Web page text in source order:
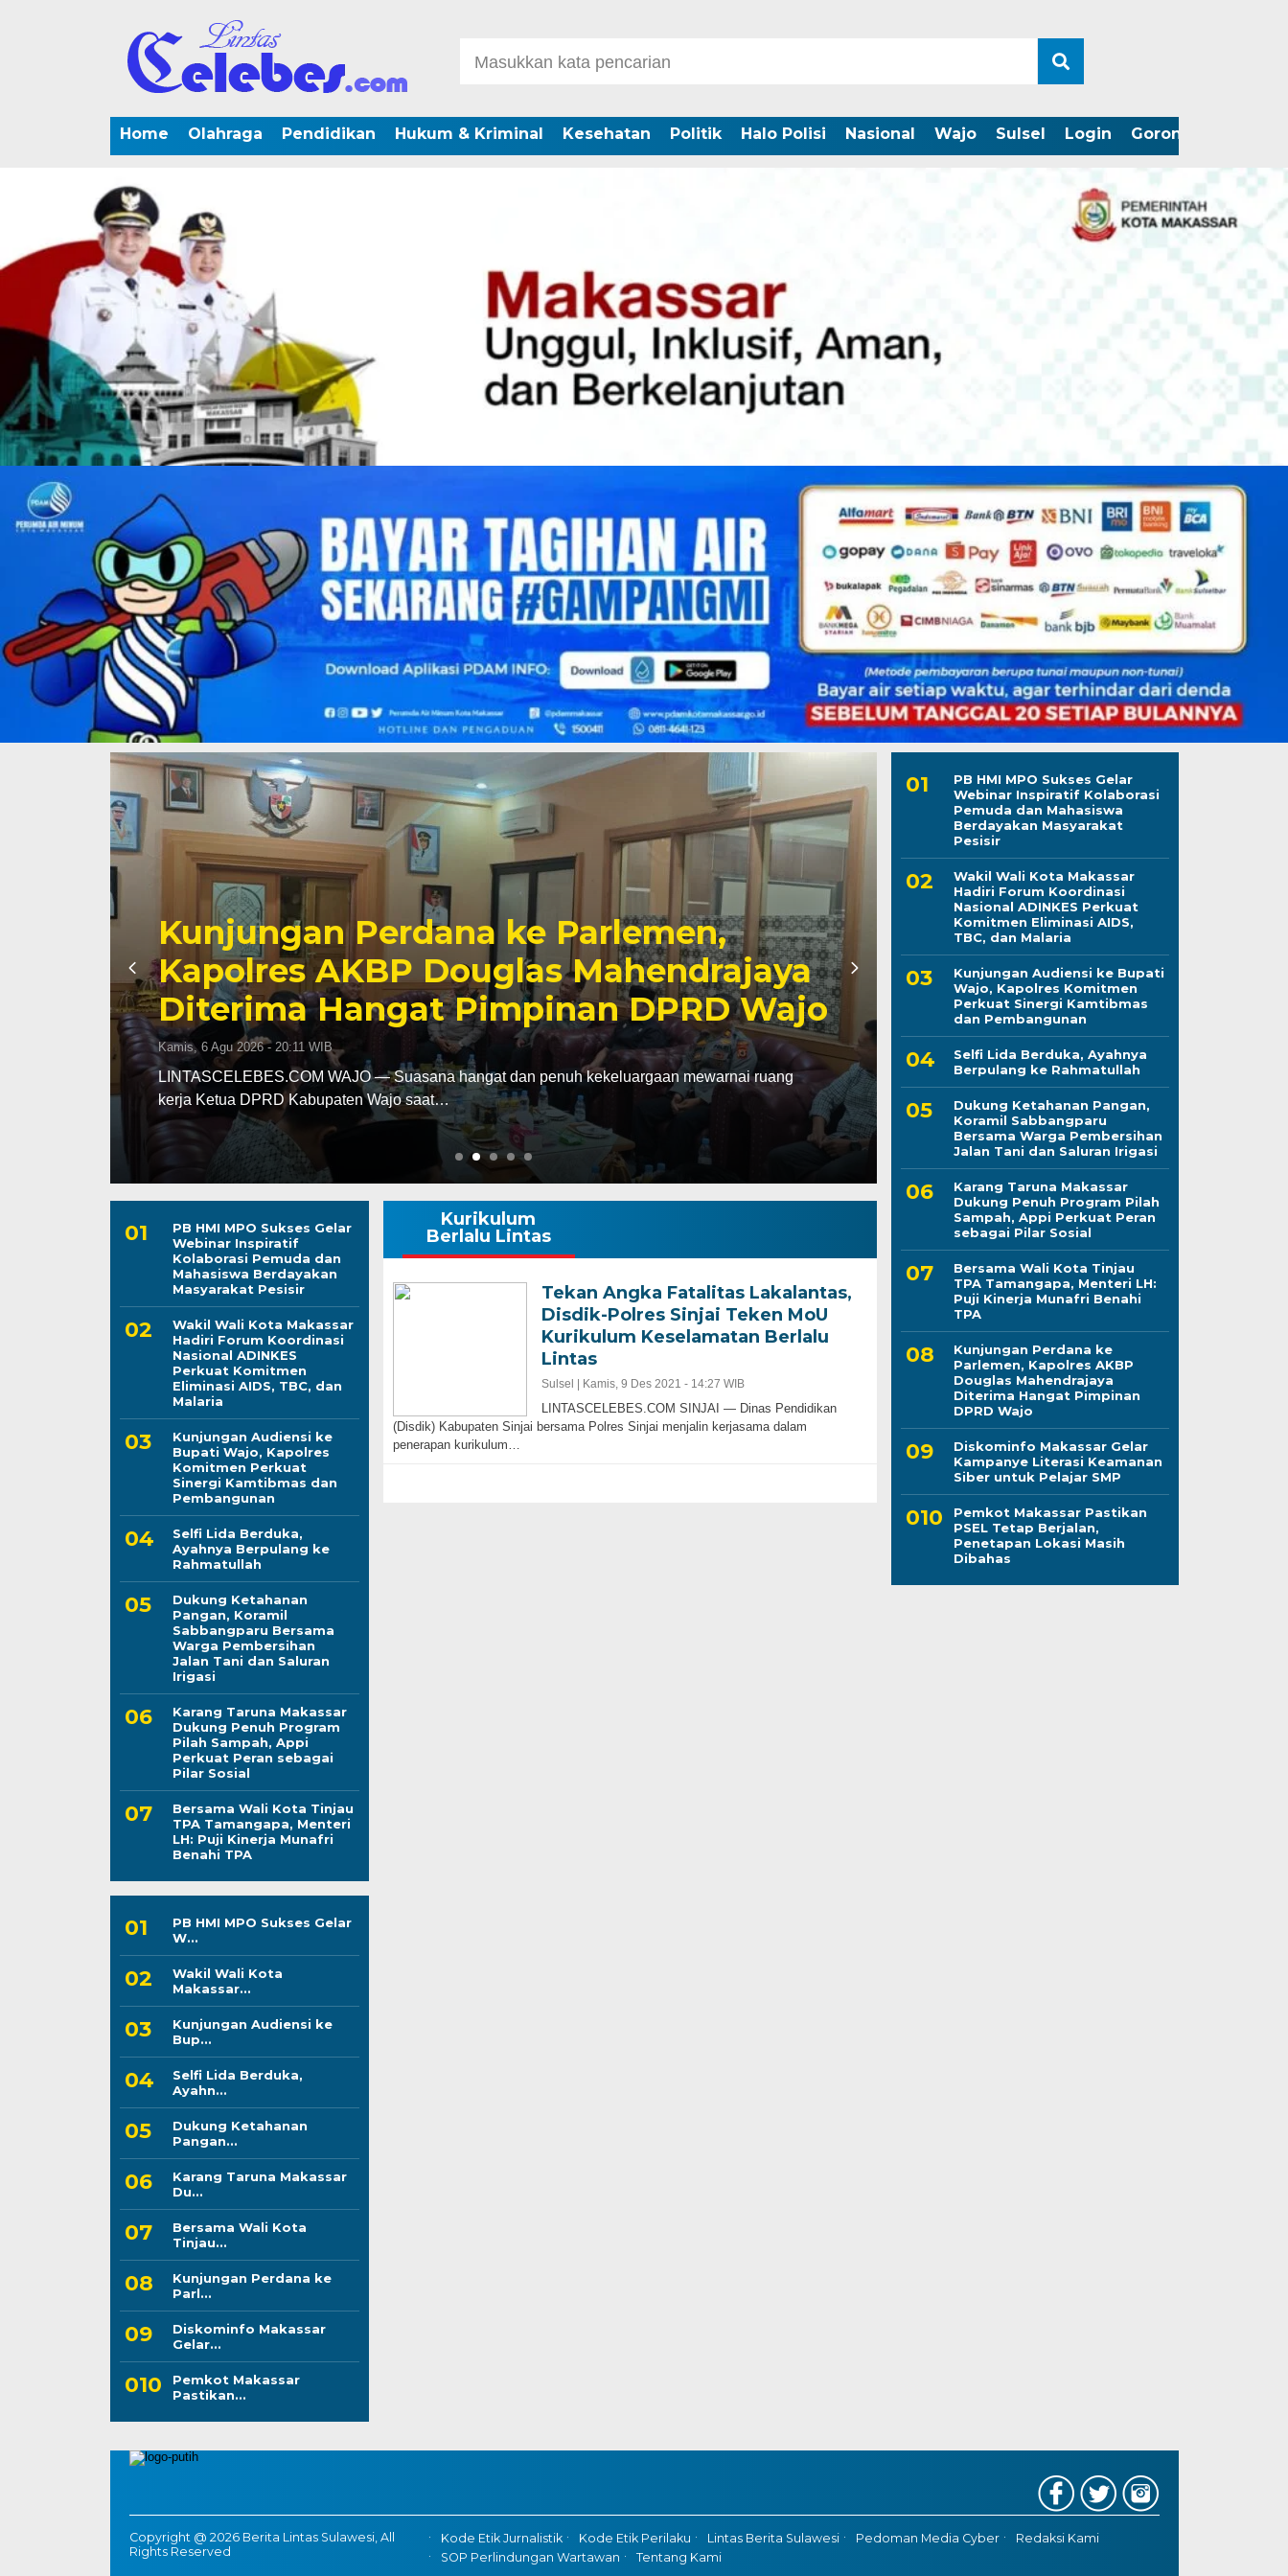
Home Olahraga Pendidikan Hukum & Kriminal Kesehatan Politik Halo Polisi Nasional Wajo Sulsel Login Gorontalo
Awali Tugas sebagai Kabagbinkar,
AKBP Fantry Taherong Tekankan
Kebersihan dan Disiplin Demi
Kepuasan Publik
Kamis, 6 Agu 2026 - 19:39 WIB
LINTASCELEBES.COM MAKASSAR — Mengawali hari pertama pelaksanaan tugas sebagai
Kepala Bagian Pembinaan Karier (Kabagbinkar) Biro SDM…
Karang Taruna
Penuh Program
Perkuat Peran
Kamis, 6 Agu 2026 - 15:21 WIB
LINTASCELEBES.COM MAKASSAR — Pengurus
komitmennya menjadi mitra strategis Pemerintah
PB HMI MPO Sukses Gelar
Webinar Inspiratif
Kolaborasi Pemuda dan
Mahasiswa Berdayakan
Masyarakat Pesisir
Wakil Wali Kota Makassar
Hadiri Forum Koordinasi
Nasional ADINKES
Perkuat Komitmen
Eliminasi AIDS, TBC, dan
Malaria
Kunjungan Audiensi ke
Bupati Wajo, Kapolres
Komitmen Perkuat
Sinergi Kamtibmas dan
Pembangunan
Selfi Lida Berduka,
Ayahnya Berpulang ke
Rahmatullah
Dukung Ketahanan
Pangan, Koramil
Sabbangparu Bersama
Warga Pembersihan
Jalan Tani dan Saluran
Irigasi
Karang Taruna Makassar
Dukung Penuh Program
Pilah Sampah, Appi
Perkuat Peran sebagai
Pilar Sosial
Bersama Wali Kota Tinjau
TPA Tamangapa, Menteri
LH: Puji Kinerja Munafri
Benahi TPA
PB HMI MPO Sukses Gelar
W...
Wakil Wali Kota
Makassar...
Kunjungan Audiensi ke
Bup...
Selfi Lida Berduka,
Ayahn...
Dukung Ketahanan
Pangan...
Karang Taruna Makassar
Du...
Bersama Wali Kota
Tinjau...
Kunjungan Perdana ke
Parl...
Diskominfo Makassar
Gelar...
Pemkot Makassar
Pastikan...
Kurikulum
Berlalu Lintas
Tekan Angka Fatalitas Lakalantas,
Disdik-Polres Sinjai Teken MoU
Kurikulum Keselamatan Berlalu
Lintas
Sulsel | Kamis, 9 Des 2021 - 14:27 WIB
LINTASCELEBES.COM SINJAI — Dinas Pendidikan
(Disdik) Kabupaten Sinjai bersama Polres Sinjai menjalin kerjasama dalam
penerapan kurikulum…
PB HMI MPO Sukses Gelar
Webinar Inspiratif Kolaborasi
Pemuda dan Mahasiswa
Berdayakan Masyarakat
Pesisir
Wakil Wali Kota Makassar
Hadiri Forum Koordinasi
Nasional ADINKES Perkuat
Komitmen Eliminasi AIDS,
TBC, dan Malaria
Kunjungan Audiensi ke Bupati
Wajo, Kapolres Komitmen
Perkuat Sinergi Kamtibmas
dan Pembangunan
Selfi Lida Berduka, Ayahnya
Berpulang ke Rahmatullah
Dukung Ketahanan Pangan,
Koramil Sabbangparu
Bersama Warga Pembersihan
Jalan Tani dan Saluran Irigasi
Karang Taruna Makassar
Dukung Penuh Program Pilah
Sampah, Appi Perkuat Peran
sebagai Pilar Sosial
Bersama Wali Kota Tinjau
TPA Tamangapa, Menteri LH:
Puji Kinerja Munafri Benahi
TPA
Kunjungan Perdana ke
Parlemen, Kapolres AKBP
Douglas Mahendrajaya
Diterima Hangat Pimpinan
DPRD Wajo
Diskominfo Makassar Gelar
Kampanye Literasi Keamanan
Siber untuk Pelajar SMP
Pemkot Makassar Pastikan
PSEL Tetap Berjalan,
Penetapan Lokasi Masih
Dibahas
Copyright @ 2026 Berita Lintas Sulawesi, All
Rights Reserved
Kode Etik Jurnalistik Kode Etik Perilaku Lintas Berita Sulawesi Pedoman Media Cyber
Redaksi Kami
SOP Perlindungan Wartawan
Tentang Kami